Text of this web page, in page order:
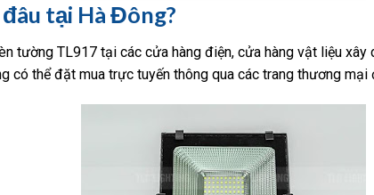
tại Hà Đông?
tường TL917 tại các cửa hàng điện, cửa hàng vật liệu
có thể đặt mua trực tuyến thông qua các trang thương mại